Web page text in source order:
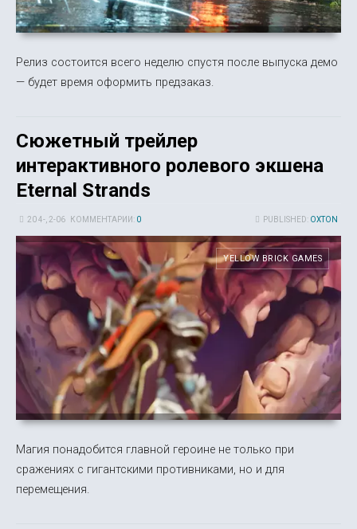
Релиз состоится всего неделю спустя после выпуска демо
— будет время оформить предзаказ.
Сюжетный трейлер
интерактивного ролевого экшена
Eternal Strands
PUBLISHED: OXTON
20 4-, 2-06 КОММЕНТАРИИ: 0
YELLOW BRICK GAMES
Магия понадобится главной героине не только при
сражениях с гигантскими противниками, но и для
перемещения.